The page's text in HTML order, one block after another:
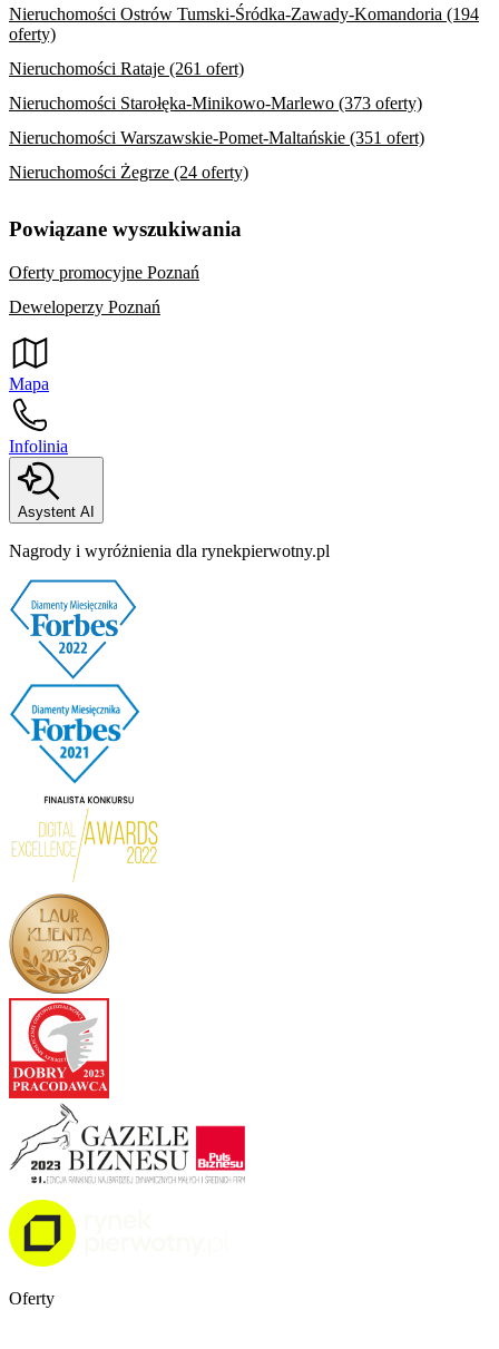
Nieruchomości Ostrów Tumski-Śródka-Zawady-Komandoria (194
oferty)
Nieruchomości Rataje (261 ofert)
Nieruchomości Starołęka-Minikowo-Marlewo (373 oferty)
Nieruchomości Warszawskie-Pomet-Maltańskie (351 ofert)
Nieruchomości Żegrze (24 oferty)
Powiązane wyszukiwania
Oferty promocyjne Poznań
Deweloperzy Poznań
Mapa
Infolinia
Asystent AI
Nagrody i wyróżnienia dla rynekpierwotny.pl
Oferty